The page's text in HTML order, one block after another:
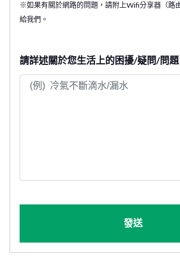
※如果有關於網路的問題，請附上Wifi分享器（路
給我們。
請詳述關於您生活上的困擾/疑問/問題
發送